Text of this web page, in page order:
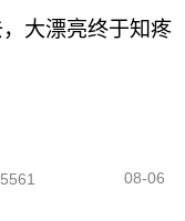
大漂亮终于知疼
08-06